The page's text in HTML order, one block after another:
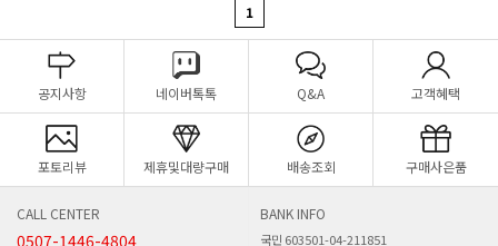
1
공지사항 네이버톡톡 Q&A 고객혜택
포토리뷰 제휴및대량구매 배송조회 구매사은품
CALL CENTER
0507-1446-4804
BANK INFO
국민 603501-04-211851